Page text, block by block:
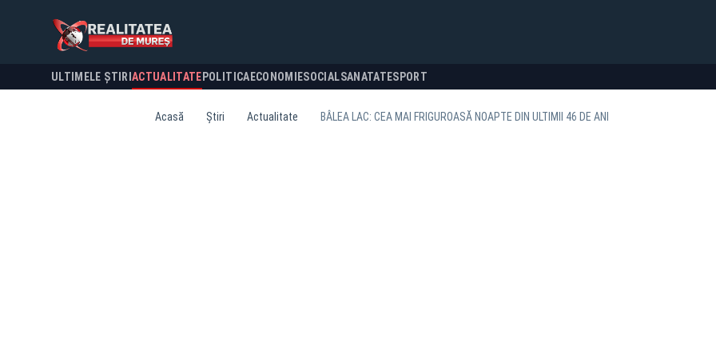
ULTIMELE ȘTIRI ACTUALITATE POLITICA ECONOMIESOCIALSANATATESPORT
Acasă Știri Actualitate BÂLEA LAC: CEA MAI FRIGUROASĂ NOAPTE DIN ULTIMII 46 DE ANI